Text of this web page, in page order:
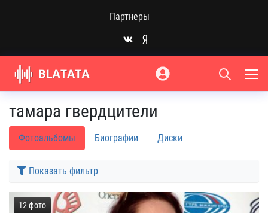
Партнеры
тамара гвердцители
Фотоальбомы Биографии Диски
Показать фильтр
12 фото